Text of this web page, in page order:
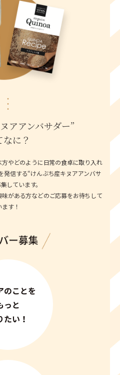
アアンバサダー”
なに？
やどのように日常の食卓に取り入れ
発信する“けんぶち産キヌアアンバサ
しています。
がある方などのご応募をお待ちして
ます！